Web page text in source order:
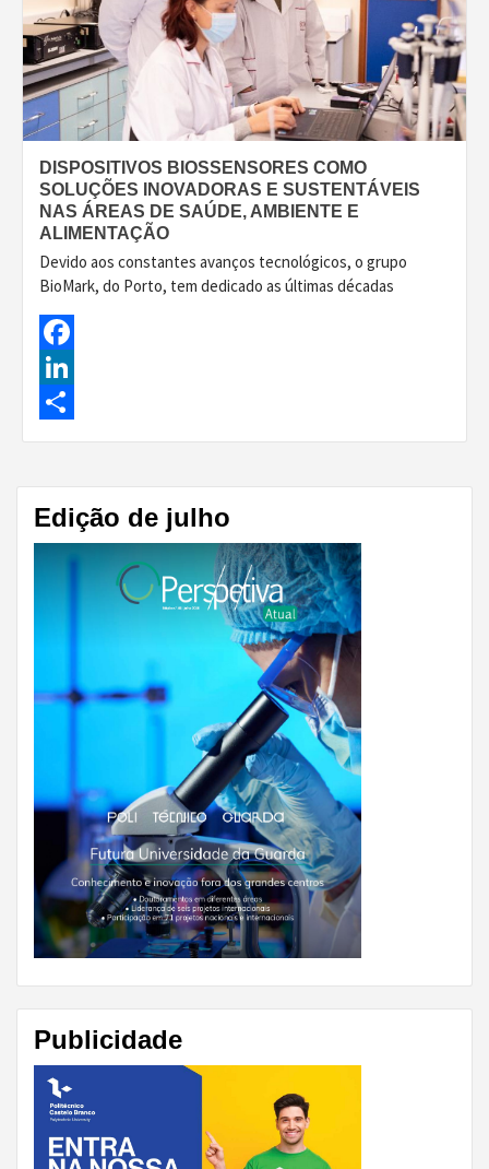
DISPOSITIVOS BIOSSENSORES COMO
SOLUÇÕES INOVADORAS E SUSTENTÁVEIS
NAS ÁREAS DE SAÚDE, AMBIENTE E
ALIMENTAÇÃO
Devido aos constantes avanços tecnológicos, o grupo
BioMark, do Porto, tem dedicado as últimas décadas
Facebook
LinkedIn
Share
Edição de julho
Publicidade